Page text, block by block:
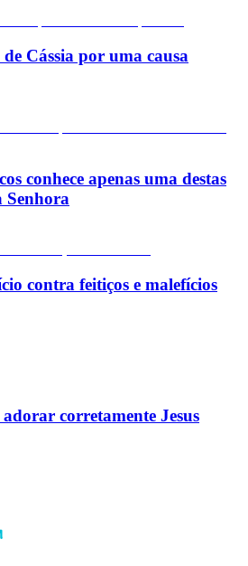
Cássia por uma causa
conhece apenas uma destas
Senhora
contra feitiços e malefícios
corretamente Jesus